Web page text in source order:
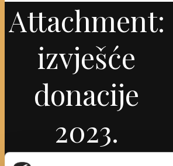
Attachment:
izvješće
donacije
2023.
Početna